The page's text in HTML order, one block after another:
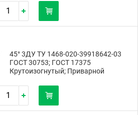
45° 3ДУ ТУ 1468-020-39918642-03
ГОСТ 30753; ГОСТ 17375
Крутоизогнутый; Приварной